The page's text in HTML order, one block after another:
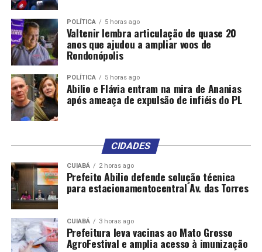
POLÍTICA 5 horas ago
Valtenir lembra articulação de quase 20
anos que ajudou a ampliar voos de
Rondonópolis
POLÍTICA 5 horas ago
Abilio e Flávia entram na mira de Ananias
após ameaça de expulsão de infiéis do PL
CIDADES
CUIABÁ 2 horas ago
Prefeito Abilio defende solução técnica
para estacionamentocentral Av. das Torres
CUIABÁ 3 horas ago
Prefeitura leva vacinas ao Mato Grosso
AgroFestival e amplia acesso à imunização